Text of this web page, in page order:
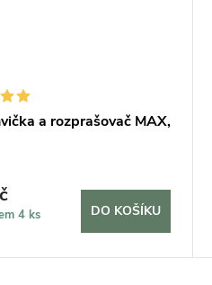
a rozprašovač MAX,
4 ks DO KOŠÍKU